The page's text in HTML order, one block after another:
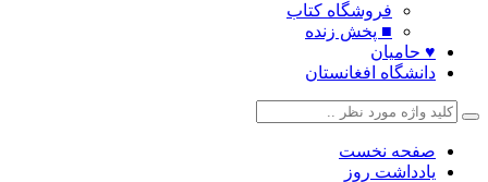
فروشگاه کتاب
■ پخش زنده
♥ حامیان
دانشگاه افغانستان
صفحه نخست
یادداشت روز